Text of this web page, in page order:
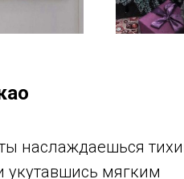
наслаждаешься
укутавшись мягким